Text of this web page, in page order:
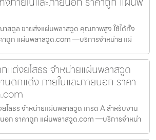
สตูล ขายส่งแผ่นพลาสวูด คุณภาพสูง ใช้ได้ทั้ง
าถูก แผ่นพลาสวูด.com —บริการจำหน่าย แผ่
แต่งยโสธร จำหน่ายแผ่นพลาสวูด
นตกแต่ง ภายในและภายนอก ราคา
โสธร จำหน่ายแผ่นพลาสวูด เกรด A สำหรับงาน
อก ราคาถูก แผ่นพลาสวูด.com —บริการจำหน่า